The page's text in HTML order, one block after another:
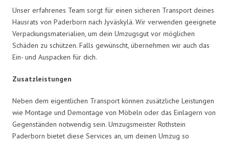
Unser erfahrenes Team sorgt für einen sicheren Transport deines
Hausrats von Paderborn nach Jyväskylä. Wir verwenden geeignete
Verpackungsmaterialien, um dein Umzugsgut vor möglichen
Schäden zu schützen. Falls gewünscht, übernehmen wir auch das
Ein- und Auspacken für dich.
Zusatzleistungen
Neben dem eigentlichen Transport können zusätzliche Leistungen
wie Montage und Demontage von Möbeln oder das Einlagern von
Gegenständen notwendig sein. Umzugsmeister Rothstein
Paderborn bietet diese Services an, um deinen Umzug so